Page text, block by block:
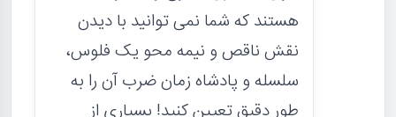
هستند که شما نمی توانید با دیدن
نقش ناقص و نیمه محو یک فلوس،
سلسله و پادشاه زمان ضرب آن را به